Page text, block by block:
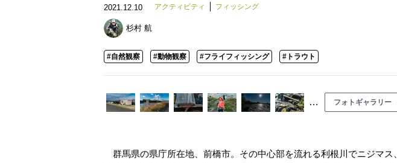
2021.12.10 アクティビティ フィッシング
杉村 航
#自然観察 #動物観察 #フライフィッシング #トラウト
… フォトギャラリー
群馬県の県庁所在地、前橋市。その中心部を流れる利根川でニジマス